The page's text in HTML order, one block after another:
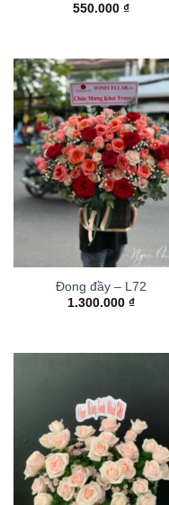
550.000 ₫
Đong đầy – L72
1.300.000 ₫